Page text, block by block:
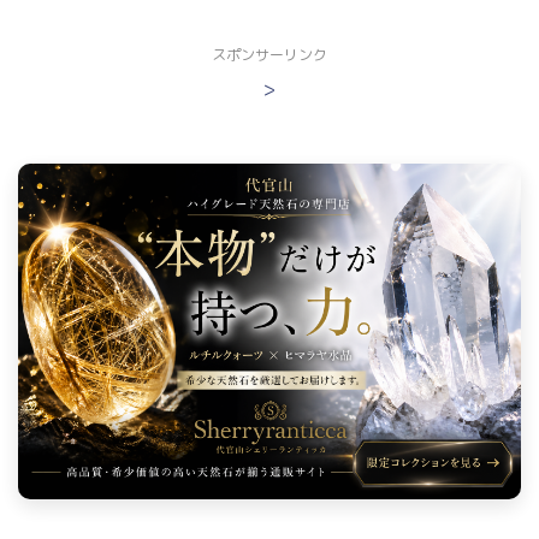
スポンサーリンク
>